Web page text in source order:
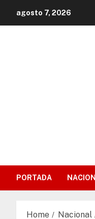
agosto 7, 2026
PORTADA
Home Nacional